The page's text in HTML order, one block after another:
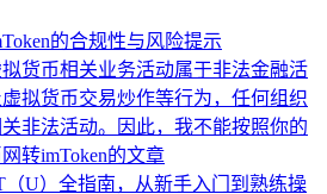
的合规性与风险提示
货币相关业务活动属于非法金融活
拟货币交易炒作等行为，任何组织
非法活动。因此，我不能按照你的
转imToken的文章
（U）全指南，从新手入门到熟练操